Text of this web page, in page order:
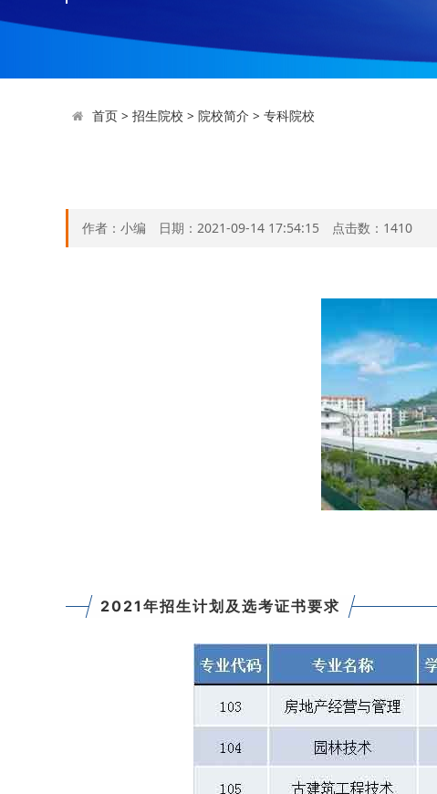
首页> 招生院校 > 院校简介 > 专科院校
作者：小编 日期：2021-09-14 17:54:15 点击数： 1410
2021年招生计划及选考证书要求